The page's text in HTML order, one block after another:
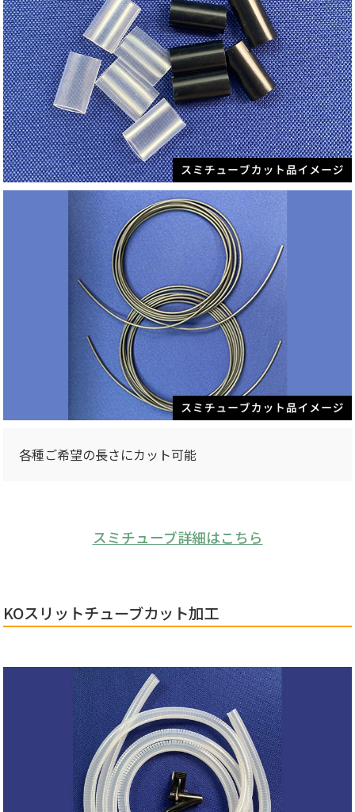
各種ご希望の長さにカット可能
スミチューブ詳細はこちら
KOスリットチューブカット加工